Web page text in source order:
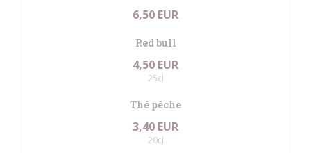
6,50 EUR
Red bull
4,50 EUR
25cl
Thé pêche
3,40 EUR
20cl